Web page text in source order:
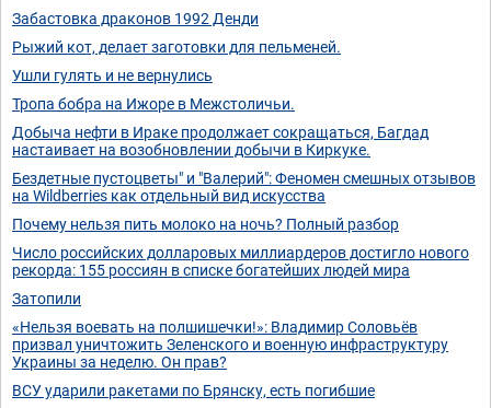
Забастовка драконов 1992 Денди
Рыжий кот, делает заготовки для пельменей.
Ушли гулять и не вернулись
Тропа бобра на Ижоре в Межстоличьи.
Добыча нефти в Ираке продолжает сокращаться, Багдад
настаивает на возобновлении добычи в Киркуке.
Бездетные пустоцветы" и "Валерий": Феномен смешных отзывов
на Wildberries как отдельный вид искусства
Почему нельзя пить молоко на ночь? Полный разбор
Число российских долларовых миллиардеров достигло нового
рекорда: 155 россиян в списке богатейших людей мира
Затопили
«Нельзя воевать на полшишечки!»: Владимир Соловьёв
призвал уничтожить Зеленского и военную инфраструктуру
Украины за неделю. Он прав?
ВСУ ударили ракетами по Брянску, есть погибшие